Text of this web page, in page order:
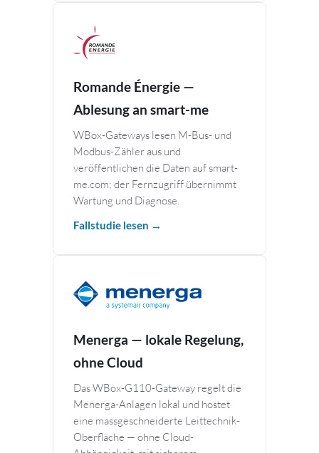
Romande Énergie —
Ablesung an smart-me
WBox-Gateways lesen M-Bus- und
Modbus-Zähler aus und
veröffentlichen die Daten auf smart-
me.com; der Fernzugriff übernimmt
Wartung und Diagnose.
Fallstudie lesen →
Menerga — lokale Regelung,
ohne Cloud
Das WBox-G110-Gateway regelt die
Menerga-Anlagen lokal und hostet
eine massgeschneiderte Leittechnik-
Oberfläche — ohne Cloud-